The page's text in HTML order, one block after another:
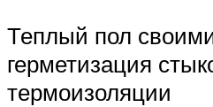
Теплый пол
герметизация
термоизоляции